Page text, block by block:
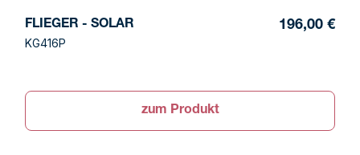
FLIEGER - SOLAR
KG416P
196,00 €
zum Produkt